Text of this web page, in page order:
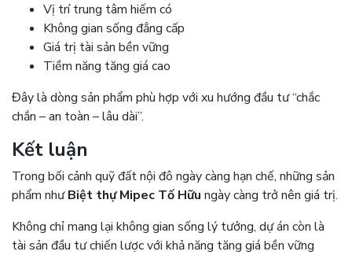
Vị trí trung tâm hiếm có
Không gian sống đẳng cấp
Giá trị tài sản bền vững
Tiềm năng tăng giá cao
Đây là dòng sản phẩm phù hợp với xu hướng đầu tư “chắc
chắn – an toàn – lâu dài”.
Kết luận
Trong bối cảnh quỹ đất nội đô ngày càng hạn chế, những sản
phẩm nhưBiệt thự Mipec Tố Hữu ngày càng trở nên giá trị.
Không chỉ mang lại không gian sống lý tưởng, dự án còn là
tài sản đầu tư chiến lược với khả năng tăng giá bền vững